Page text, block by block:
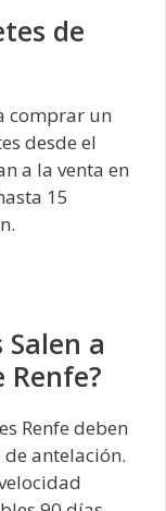
de
comprar un
desde el
a la venta en
15
a
Renfe deben
antelación.